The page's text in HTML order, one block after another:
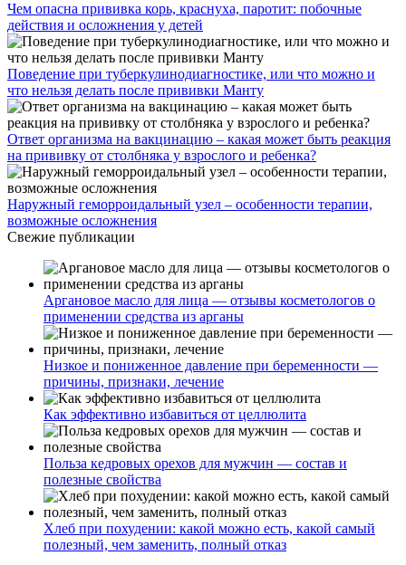
Чем опасна прививка корь, краснуха, паротит: побочные
действия и осложнения у детей
Поведение при туберкулинодиагностике, или что можно и
что нельзя делать после прививки Манту
Ответ организма на вакцинацию – какая может быть реакция
на прививку от столбняка у взрослого и ребенка?
Наружный геморроидальный узел – особенности терапии,
возможные осложнения
Свежие публикации
Аргановое масло для лица — отзывы косметологов о
применении средства из арганы
Низкое и пониженное давление при беременности —
причины, признаки, лечение
Как эффективно избавиться от целлюлита
Польза кедровых орехов для мужчин — состав и
полезные свойства
Хлеб при похудении: какой можно есть, какой самый
полезный, чем заменить, полный отказ